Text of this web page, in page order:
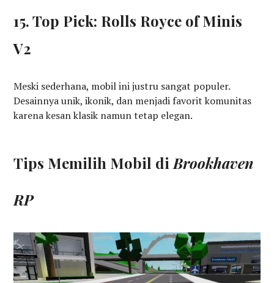
15. Top Pick: Rolls Royce of Minis
V2
Meski sederhana, mobil ini justru sangat populer.
Desainnya unik, ikonik, dan menjadi favorit komunitas
karena kesan klasik namun tetap elegan.
Tips Memilih Mobil di Brookhaven
RP